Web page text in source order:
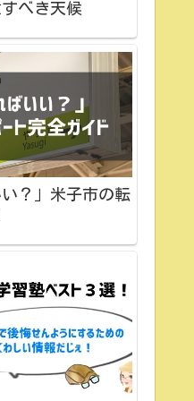
べき天候
？」米子市の転